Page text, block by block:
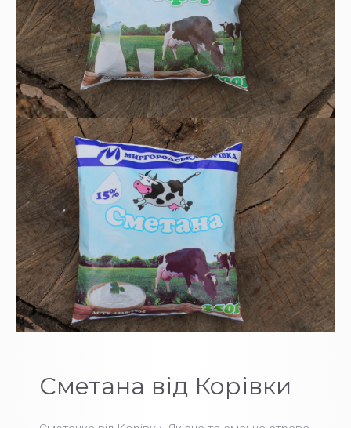
Сметана від Корівки